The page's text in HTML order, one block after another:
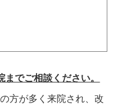
でご相談ください。
方が多く来院され、改